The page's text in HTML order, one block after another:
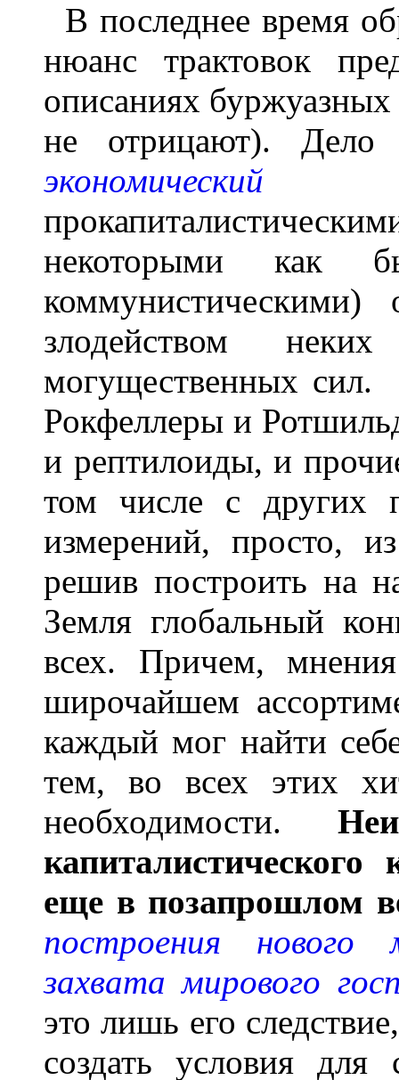
В последнее время
нюанс трактовок
описаниях буржуазных
не отрицают).
экономический
некоторыми как
коммунистическими)
злодейством
могущественных
Рокфеллеры и
и рептилоиды, и
том числе с других
измерений, просто,
решив построить на
Земля глобальный
всех. Причем,
широчайшем
каждый мог найти
тем, во всех этих
необходимости.
еще в позапрошлом
построения
захвата мирового
это лишь его
создать условия для